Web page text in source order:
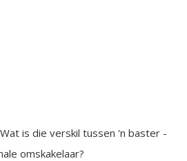
Wat is die verskil tussen 'n baster -
omskakelaar?